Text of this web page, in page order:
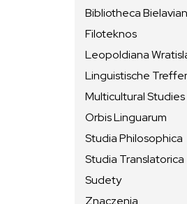
Bibliotheca
Filoteknos
Leopoldiana
Linguistische
Multicultural Studies
Orbis Linguarum
Studia Philosophica
Studia Translatorica
Sudety
Znaczenia